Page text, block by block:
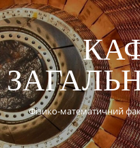
Фізико-математичний